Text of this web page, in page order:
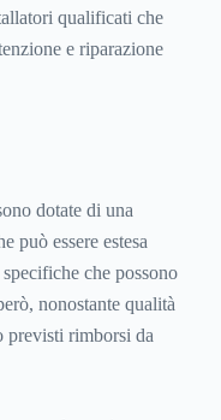
qualificati che
e riparazione
dotate di una
può essere estesa
che possono
nonostante qualità
previsti rimborsi da